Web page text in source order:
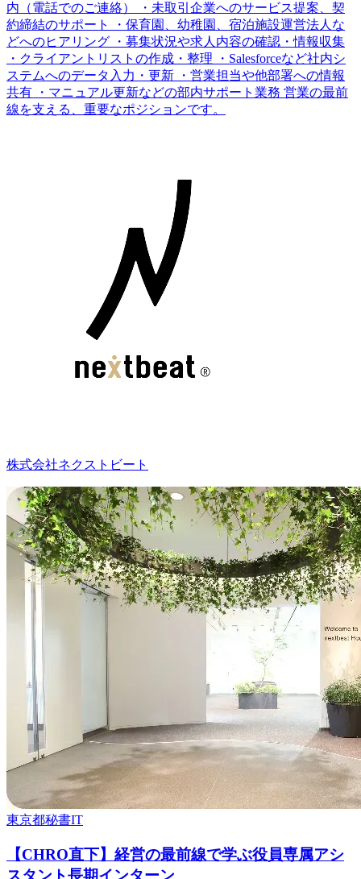
内（電話でのご連絡） ・未取引企業へのサービス提案、契
約締結のサポート ・保育園、幼稚園、宿泊施設運営法人な
どへのヒアリング ・募集状況や求人内容の確認・情報収集
・クライアントリストの作成・整理 ・Salesforceなど社内シ
ステムへのデータ入力・更新 ・営業担当や他部署への情報
共有 ・マニュアル更新などの部内サポート業務 営業の最前
線を支える、重要なポジションです。
株式会社ネクストビート
東京都秘書IT
【CHRO直下】経営の最前線で学ぶ役員専属アシ
スタント長期インターン